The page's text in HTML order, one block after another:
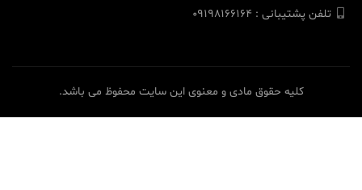
تلفن پشتیبانی : 09198166164
کلیه حقوق مادی و معنوی این سایت محفوظ می باشد.